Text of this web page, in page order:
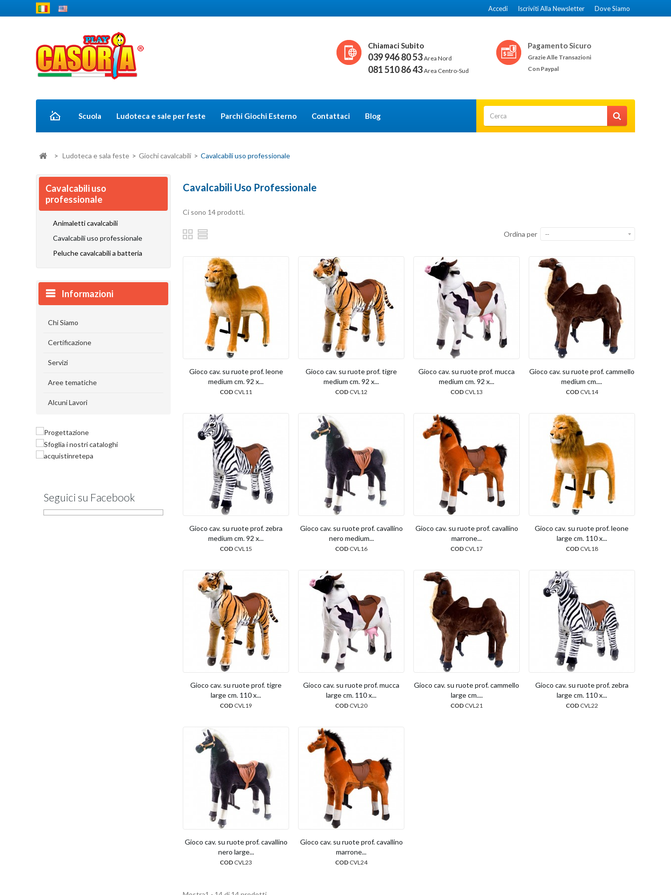
Iscriviti Alla Newsletter Dove Siamo
Accedi
Chiamaci Subito
039 946 80 53 Area Nord
081 510 86 43 Area Centro-Sud
Pagamento Sicuro
Grazie Alle Transazioni
Con Paypal
Scuola Ludoteca e sale per feste Parchi Giochi Esterno Contattaci Blog
> Ludoteca e sala feste > Giochi cavalcabili > Cavalcabili uso professionale
Cavalcabili uso
professionale
Animaletti cavalcabili
Cavalcabili uso professionale
Peluche cavalcabili a batteria
Informazioni
Chi Siamo
Certificazione
Servizi
Aree tematiche
Alcuni Lavori
Seguici su Facebook
Cavalcabili Uso Professionale
Ci sono 14 prodotti.
Ordina per --
Gioco cav. su ruote prof. leone
medium cm. 92 x...
COD CVL11
Gioco cav. su ruote prof. tigre
medium cm. 92 x...
COD CVL12
Gioco cav. su ruote prof. mucca
medium cm. 92 x...
COD CVL13
Gioco cav. su ruote prof. cammello
medium cm....
CODCVL14
Gioco cav. su ruote prof. zebra
medium cm. 92 x...
COD CVL15
Gioco cav. su ruote prof. cavallino
nero medium...
COD CVL16
Gioco cav. su ruote prof. cavallino
marrone...
COD CVL17
Gioco cav. su ruote prof. leone
large cm. 110 x...
CODCVL18
Gioco cav. su ruote prof. tigre
large cm. 110 x...
COD CVL19
Gioco cav. su ruote prof. mucca
large cm. 110 x...
COD CVL20
Gioco cav. su ruote prof. cammello
large cm....
COD CVL21
Gioco cav. su ruote prof. zebra
large cm. 110 x...
CODCVL22
Gioco cav. su ruote prof. cavallino
nero large...
COD CVL23
Gioco cav. su ruote prof. cavallino
marrone...
COD CVL24